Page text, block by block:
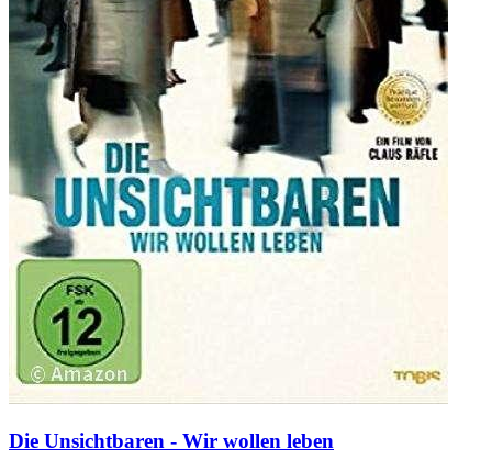
Die Unsichtbaren - Wir wollen leben